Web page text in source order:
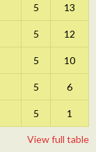
5 13
5 12
5 10
5 6
5 1
View full table